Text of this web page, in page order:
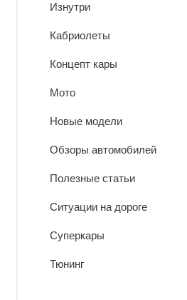
Изнутри
Кабриолеты
Концепт кары
Мото
Новые модели
Обзоры автомобилей
Полезные статьи
Ситуации на дороге
Суперкары
Тюнинг